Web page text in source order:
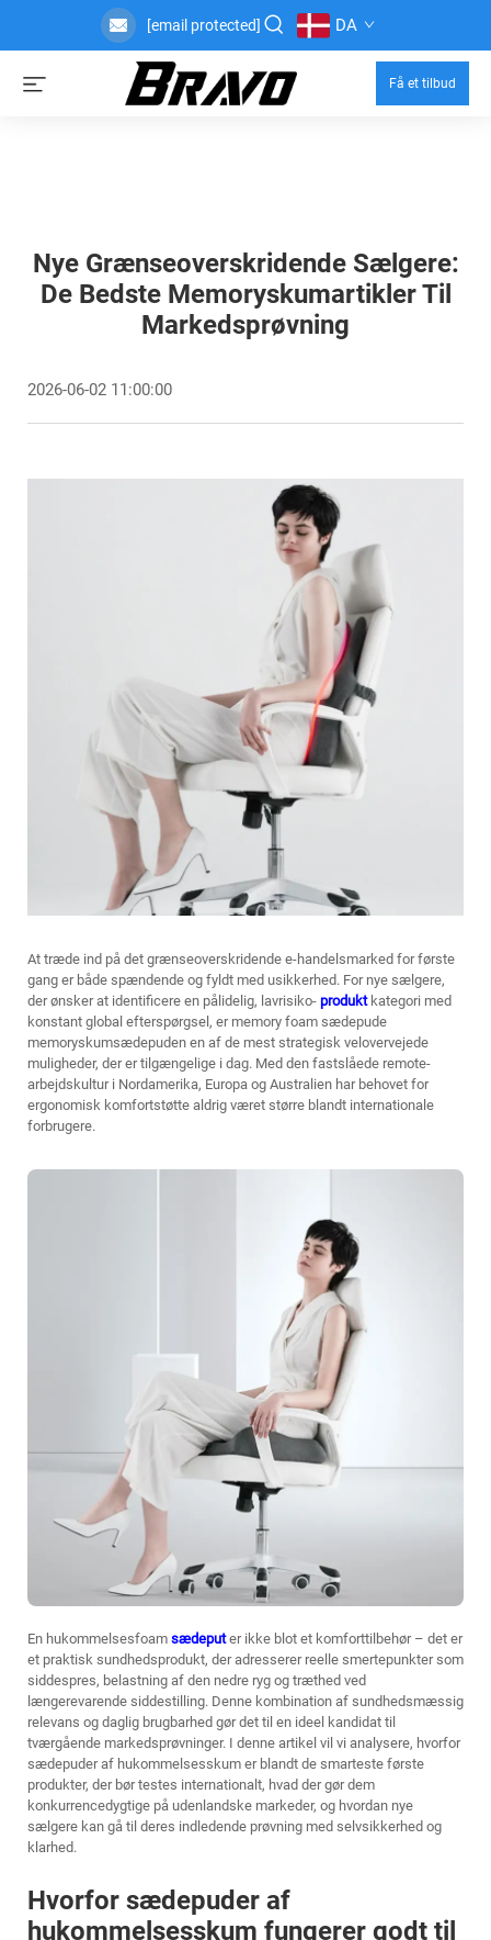
[email protected] DA
Få et tilbud
Nye Grænseoverskridende Sælgere:
De Bedste Memoryskumartikler Til
Markedsprøvning
2026-06-02 11:00:00
At træde ind på det grænseoverskridende e-handelsmarked for første
gang er både spændende og fyldt med usikkerhed. For nye sælgere,
der ønsker at identificere en pålidelig, lavrisiko- produkt kategori med
konstant global efterspørgsel, er memory foam sædepude
memoryskumsædepuden en af de mest strategisk velovervejede
muligheder, der er tilgængelige i dag. Med den fastslåede remote-
arbejdskultur i Nordamerika, Europa og Australien har behovet for
ergonomisk komfortstøtte aldrig været større blandt internationale
forbrugere.
En hukommelsesfoam sædeputer ikke blot et komforttilbehør – det er
et praktisk sundhedsprodukt, der adresserer reelle smertepunkter som
siddespres, belastning af den nedre ryg og træthed ved
længerevarende siddestilling. Denne kombination af sundhedsmæssig
relevans og daglig brugbarhed gør det til en ideel kandidat til
tværgående markedsprøvninger. I denne artikel vil vi analysere, hvorfor
sædepuder af hukommelsesskum er blandt de smarteste første
produkter, der bør testes internationalt, hvad der gør dem
konkurrencedygtige på udenlandske markeder, og hvordan nye
sælgere kan gå til deres indledende prøvning med selvsikkerhed og
klarhed.
Hvorfor sædepuder af
hukommelsesskum fungerer godt til